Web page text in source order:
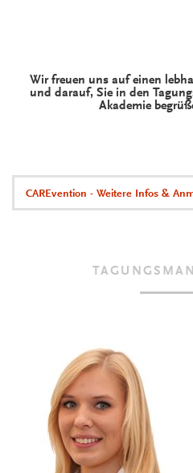
Wir freuen uns auf einen
und darauf, Sie in den
Akademie
CAREvention - Weitere Infos &